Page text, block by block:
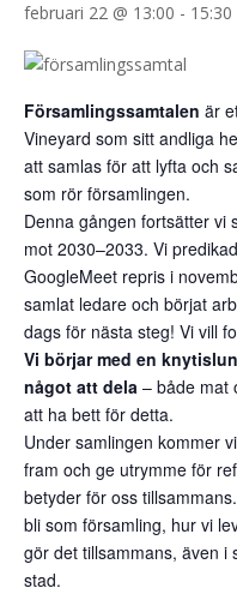
februari 22 @ 13:00 - 15:30
Församlingssamtalen är
Vineyard som sitt andliga
att samlas för att lyfta och
som rör församlingen.
Denna gången fortsätter vi
mot 2030–2033. Vi
GoogleMeet repris i
samlat ledare och börjat
dags för nästa steg! Vi vill
Vi börjar med en
något att dela – både mat
att ha bett för detta.
Under samlingen kommer
fram och ge utrymme för
betyder för oss
bli som församling, hur vi
gör det tillsammans, även i
stad.